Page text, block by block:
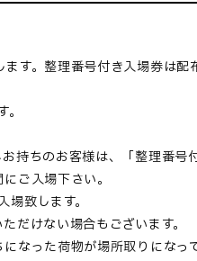
す。整理番号付き入場券は配
持ちのお客様は、「整理番号
ご入場下さい。
致します。
だけない場合もございます。
なった荷物が場所取りになっ